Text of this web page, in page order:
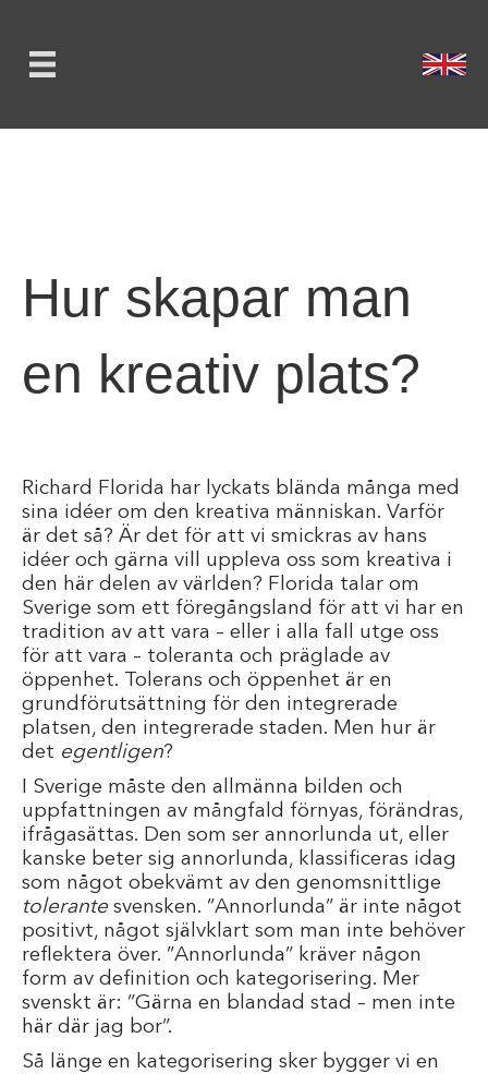
Hur skapar man
en kreativ plats?
Richard Florida har lyckats blända många med
sina idéer om den kreativa människan. Varför
är det så? Är det för att vi smickras av hans
idéer och gärna vill uppleva oss som kreativa i
den här delen av världen? Florida talar om
Sverige som ett föregångsland för att vi har en
tradition av att vara – eller i alla fall utge oss
för att vara – toleranta och präglade av
öppenhet. Tolerans och öppenhet är en
grundförutsättning för den integrerade
platsen, den integrerade staden. Men hur är
det egentligen?
I Sverige måste den allmänna bilden och
uppfattningen av mångfald förnyas, förändras,
ifrågasättas. Den som ser annorlunda ut, eller
kanske beter sig annorlunda, klassificeras idag
som något obekvämt av den genomsnittlige
tolerante svensken. ”Annorlunda” är inte något
positivt, något självklart som man inte behöver
reflektera över. ”Annorlunda” kräver någon
form av definition och kategorisering. Mer
svenskt är: ”Gärna en blandad stad – men inte
här där jag bor”.
Så länge en kategorisering sker bygger vi en